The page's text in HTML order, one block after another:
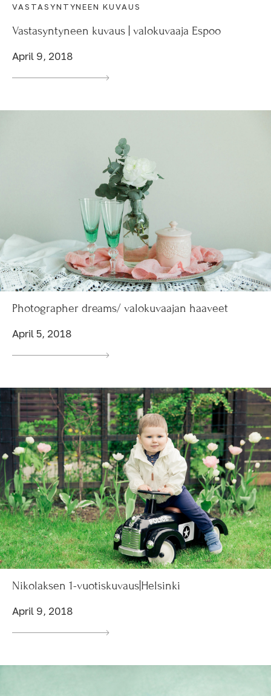
VASTASYNTYNEEN KUVAUS
Vastasyntyneen kuvaus | valokuvaaja Espoo
April 9, 2018
Photographer dreams/ valokuvaajan haaveet
April 5, 2018
Nikolaksen 1-vuotiskuvaus|Helsinki
April 9, 2018